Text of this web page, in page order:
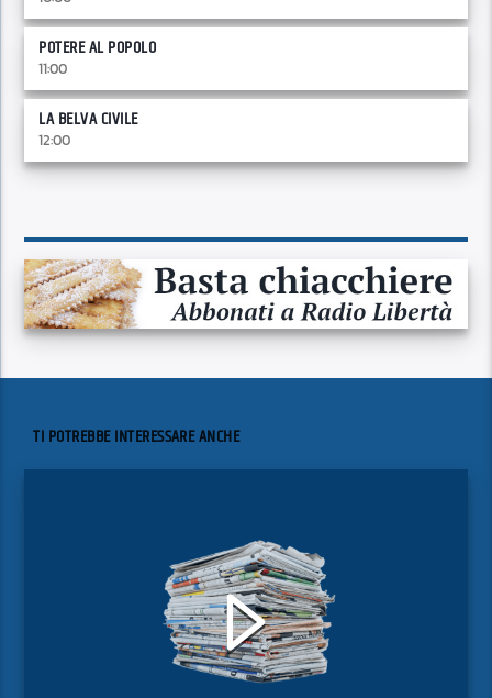
POTERE AL POPOLO
11:00
LA BELVA CIVILE
12:00
TI POTREBBE INTERESSARE ANCHE